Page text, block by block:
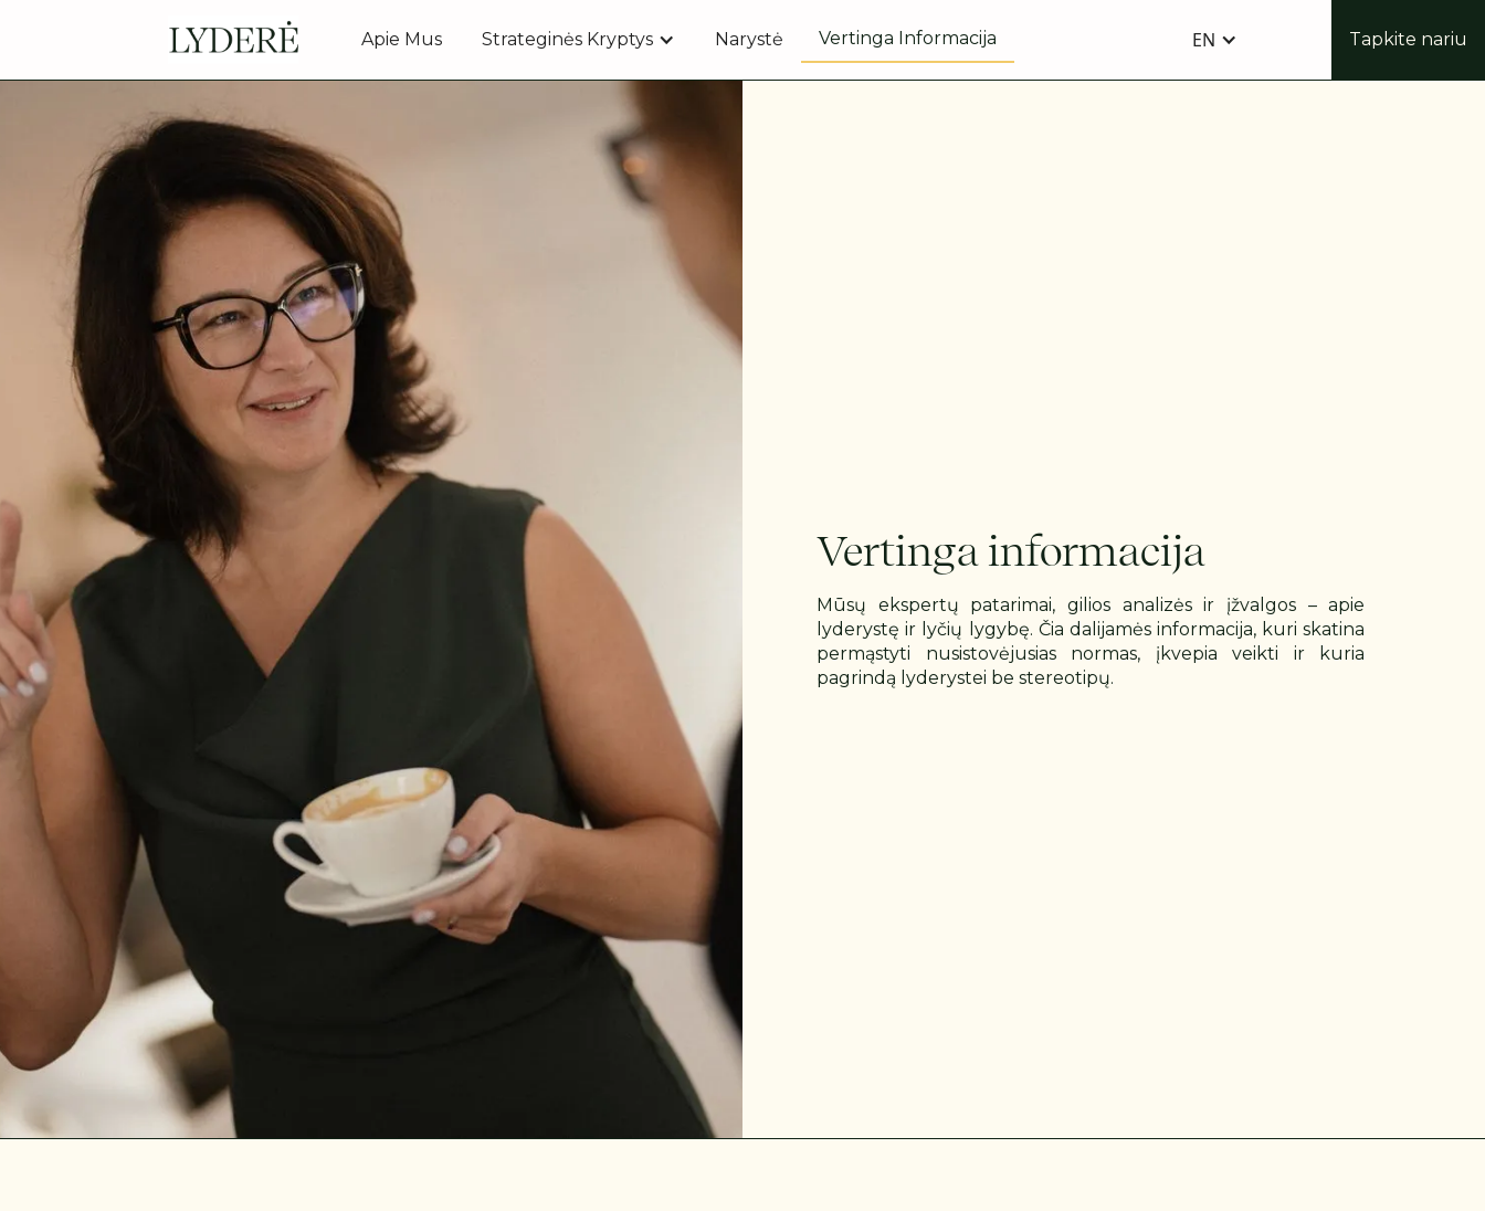
Apie Mus Strateginės Kryptys Narystė Vertinga Informacija EN Tapkite nariu
Vertinga informacija
Mūsų ekspertų patarimai, gilios analizės ir įžvalgos – apie
lyderystę ir lyčių lygybę. Čia dalijamės informacija, kuri skatina
permąstyti nusistovėjusias normas, įkvepia veikti ir kuria
pagrindą lyderystei be stereotipų.